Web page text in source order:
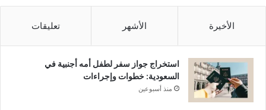
الأخيرة الأشهر تعليقات
استخراج جواز سفر لطفل أمه أجنبية في
السعودية: خطوات وإجراءات
منذ أسبوعين